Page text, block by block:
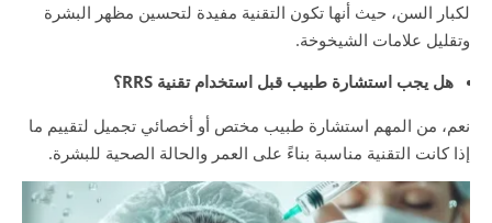
لكبار السن، حيث أنها تكون التقنية مفيدة لتحسين مظهر البشرة
وتقليل علامات الشيخوخة.
هل يجب استشارة طبيب قبل استخدام تقنية RRS؟
نعم، من المهم استشارة طبيب مختص أو أخصائي تجميل لتقييم ما
إذا كانت التقنية مناسبة بناءً على العمر والحالة الصحية للبشرة.